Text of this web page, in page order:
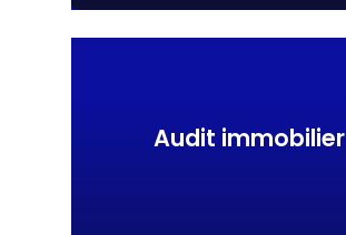
Audit immobilier